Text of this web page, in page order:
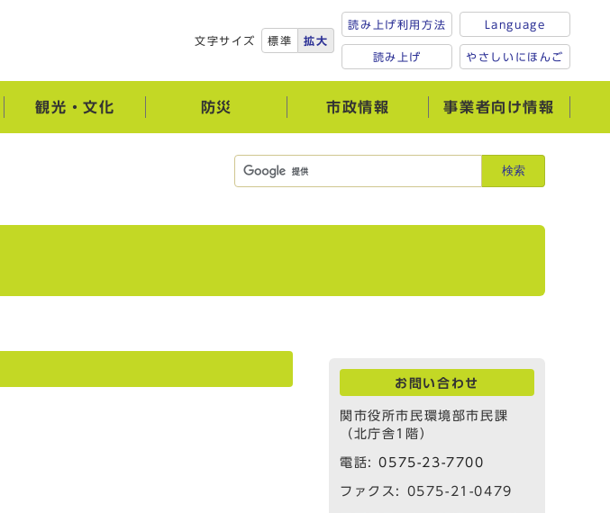
文字サイズ 標準 拡大
読み上げ利用方法
読み上げ
Language
やさしいにほんご
観光・文化 防災 市政情報 事業者向け情報
検索
お問い合わせ
関市役所市民環境部市民課
（北庁舎1階）
電話:0575-23-7700
ファクス: 0575-21-0479